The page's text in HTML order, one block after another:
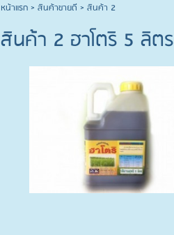
หน้าแรก> สินค้าขายดี> สินค้า 2
สินค้า 2 ฮาโตริ 5 ลิตร